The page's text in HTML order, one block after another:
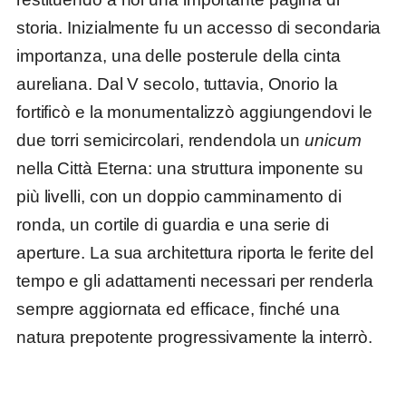
storia. Inizialmente fu un accesso di secondaria
importanza, una delle posterule della cinta
aureliana. Dal V secolo, tuttavia, Onorio la
fortificò e la monumentalizzò aggiungendovi le
due torri semicircolari, rendendola ununicum
nella Città Eterna: una struttura imponente su
più livelli, con un doppio camminamento di
ronda, un cortile di guardia e una serie di
aperture. La sua architettura riporta le ferite del
tempo e gli adattamenti necessari per renderla
sempre aggiornata ed efficace, finché una
natura prepotente progressivamente la interrò.